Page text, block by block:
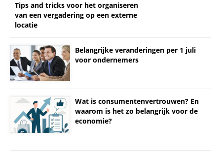
Tips and tricks voor het organiseren
van een vergadering op een externe
locatie
Belangrijke veranderingen per 1 juli
voor ondernemers
Wat is consumentenvertrouwen? En
waarom is het zo belangrijk voor de
economie?